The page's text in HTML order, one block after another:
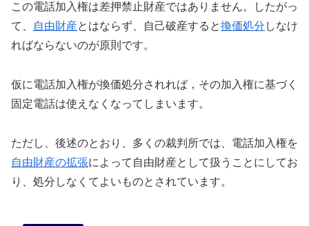
この電話加入権は差押禁止財産ではありません。したがっ
て、
自由財産とはならず、自己破産すると換価処分 しなけ
ればならないのが原則です。
仮に電話加入権が換価処分されれば，その加入権に基づく
固定電話は使えなくなってしまいます。
ただし、後述のとおり、多くの裁判所では、電話加入権を
自由財産の拡張によって自由財産として扱うことにしてお
り、処分しなくてよいものとされています。